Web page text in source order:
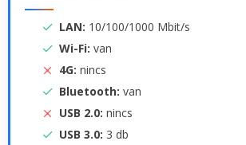
LAN: 10/100/1000 Mbit/s
Wi-Fi: van
4G: nincs
Bluetooth: van
USB 2.0: nincs
USB 3.0: 3 db